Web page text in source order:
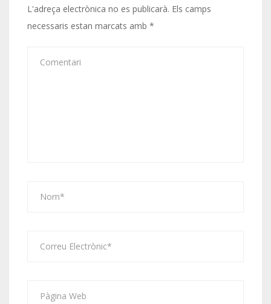
L'adreça electrònica no es publicarà. Els camps
necessaris estan marcats amb *